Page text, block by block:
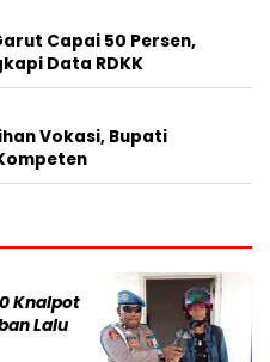
Capai 50 Persen,
Data RDKK
Vokasi, Bupati
Knalpot
Lalu